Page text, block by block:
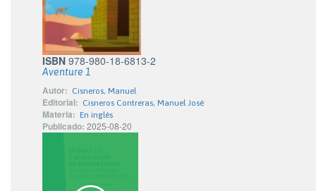
ISBN 978-980-18-6813-2
Aventure 1
Autor: Cisneros, Manuel
Editorial: Cisneros Contreras, Manuel José
Materia: En inglés
Publicado: 2025-08-20